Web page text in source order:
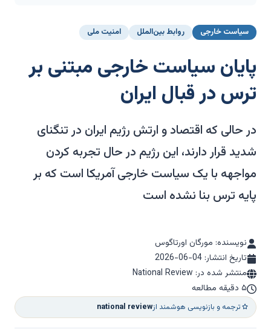
سیاست خارجی روابط بین‌الملل امنیت ملی
پایان سیاست خارجی مبتنی بر
ترس در قبال ایران
در حالی که اقتصاد و ارتش رژیم ایران در تنگنای
شدید قرار دارند، این رژیم در حال تجربه کردن
مواجهه با یک سیاست خارجی آمریکا است که بر
پایه ترس بنا نشده است
نویسنده: مورگان اورتاگوس
تاریخ انتشار: 2026-06-04
منتشر شده در: National Review
۵ دقیقه مطالعه
ترجمه و بازنویسی هوشمند ازnational review